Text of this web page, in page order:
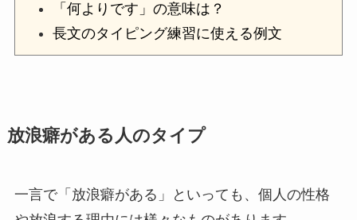
「何よりです」の意味は？
長文のタイピング練習に使える例文
放浪癖がある人のタイプ
一言で「放浪癖がある」といっても、個人の性格